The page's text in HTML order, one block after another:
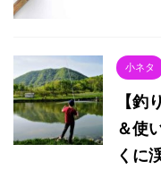
小ネタ
【釣
＆使
くに